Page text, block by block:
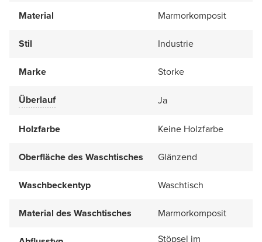
Material
Marmorkomposit
Stil Industrie
Marke Storke
Überlauf Ja
Holzfarbe Keine Holzfarbe
Oberfläche des Waschtisches Glänzend
Waschbeckentyp Waschtisch
Material des Waschtisches Marmorkomposit
Stöpsel im